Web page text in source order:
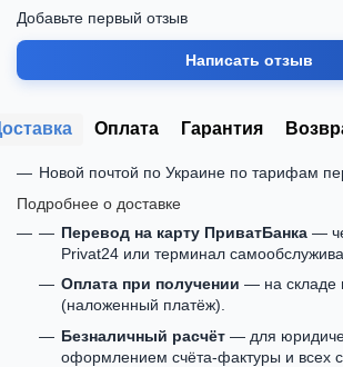
Добавьте первый отзыв
Написать отзыв
Оплата Гарантия
Новой почтой по Украине по тарифам
Подробнее о доставке
Перевод на карту ПриватБанка —
Privat24 или терминал
Оплата при получении — на складе
(наложенный платёж).
Безналичный расчёт — для
оформлением счёта-фактуры и всех